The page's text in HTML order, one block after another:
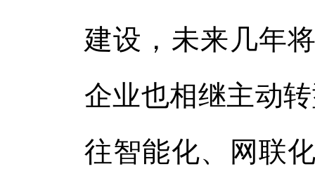
建设，未来几年
企业也相继主动
往智能化、网联